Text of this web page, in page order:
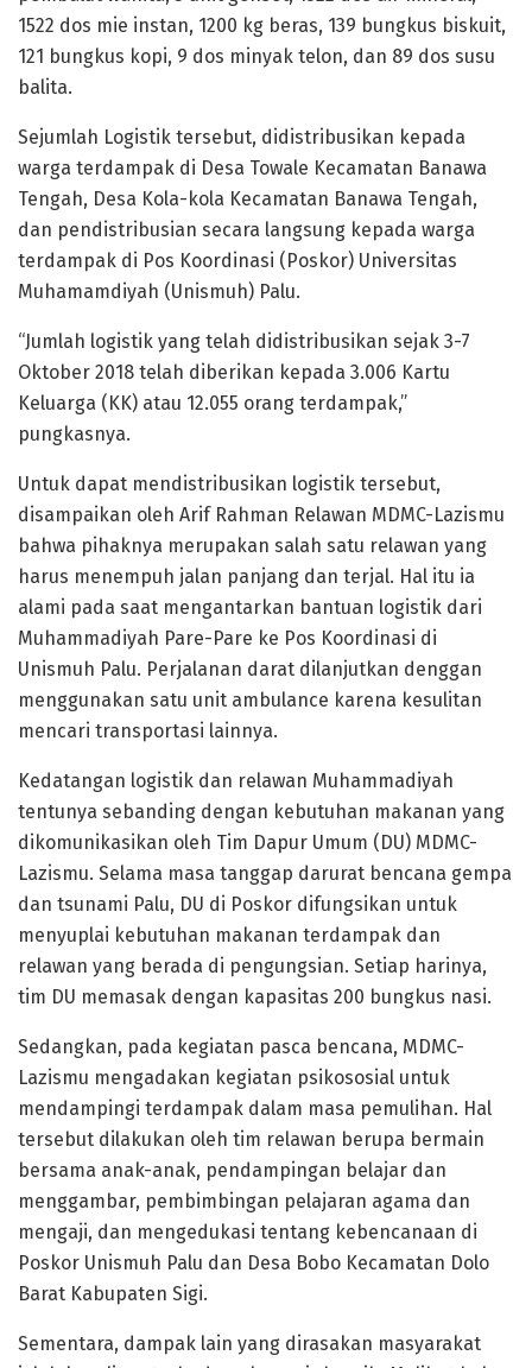
1522 dos mie instan, 1200 kg beras, 139 bungkus biskuit,
121 bungkus kopi, 9 dos minyak telon, dan 89 dos susu
balita.
Sejumlah Logistik tersebut, didistribusikan kepada
warga terdampak di Desa Towale Kecamatan Banawa
Tengah, Desa Kola-kola Kecamatan Banawa Tengah,
dan pendistribusian secara langsung kepada warga
terdampak di Pos Koordinasi (Poskor) Universitas
Muhamamdiyah (Unismuh) Palu.
“Jumlah logistik yang telah didistribusikan sejak 3-7
Oktober 2018 telah diberikan kepada 3.006 Kartu
Keluarga (KK) atau 12.055 orang terdampak,”
pungkasnya.
Untuk dapat mendistribusikan logistik tersebut,
disampaikan oleh Arif Rahman Relawan MDMC-Lazismu
bahwa pihaknya merupakan salah satu relawan yang
harus menempuh jalan panjang dan terjal. Hal itu ia
alami pada saat mengantarkan bantuan logistik dari
Muhammadiyah Pare-Pare ke Pos Koordinasi di
Unismuh Palu. Perjalanan darat dilanjutkan denggan
menggunakan satu unit ambulance karena kesulitan
mencari transportasi lainnya.
Kedatangan logistik dan relawan Muhammadiyah
tentunya sebanding dengan kebutuhan makanan yang
dikomunikasikan oleh Tim Dapur Umum (DU) MDMC-
Lazismu. Selama masa tanggap darurat bencana gempa
dan tsunami Palu, DU di Poskor difungsikan untuk
menyuplai kebutuhan makanan terdampak dan
relawan yang berada di pengungsian. Setiap harinya,
tim DU memasak dengan kapasitas 200 bungkus nasi.
Sedangkan, pada kegiatan pasca bencana, MDMC-
Lazismu mengadakan kegiatan psikososial untuk
mendampingi terdampak dalam masa pemulihan. Hal
tersebut dilakukan oleh tim relawan berupa bermain
bersama anak-anak, pendampingan belajar dan
menggambar, pembimbingan pelajaran agama dan
mengaji, dan mengedukasi tentang kebencanaan di
Poskor Unismuh Palu dan Desa Bobo Kecamatan Dolo
Barat Kabupaten Sigi.
Sementara, dampak lain yang dirasakan masyarakat